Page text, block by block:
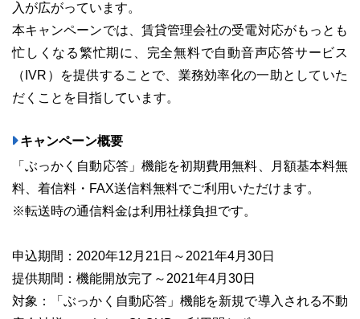
サービス一覧
03-6689-1791
入が広がっています。
本キャンペーンでは、賃貸管理会社の受電対応がもっとも
忙しくなる繁忙期に、完全無料で自動音声応答サービス
（IVR）を提供することで、業務効率化の一助としていた
だくことを目指しています。
キャンペーン概要
「ぶっかく自動応答」機能を初期費用無料、月額基本料無
料、着信料・FAX送信料無料でご利用いただけます。
※転送時の通信料金は利用社様負担です。
申込期間：2020年12月21日～2021年4月30日
提供期間：機能開放完了～2021年4月30日
対象：「ぶっかく自動応答」機能を新規で導入される不動